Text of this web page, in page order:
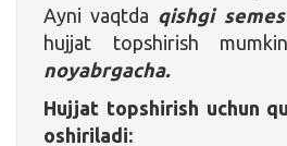
Ayni vaqtda qishgi
hujjat topshirish
noyabrgacha.
Hujjat topshirish uchun
oshiriladi: